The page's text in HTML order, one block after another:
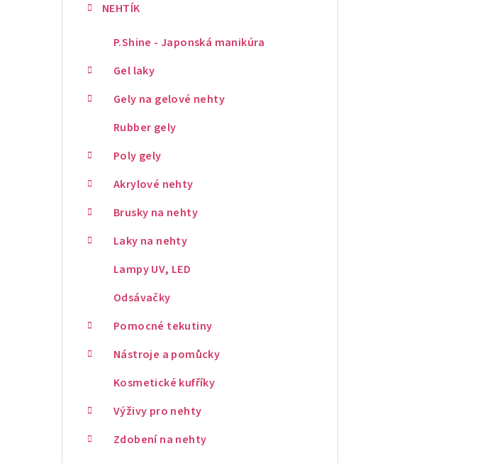
NEHTÍK
P.Shine - Japonská manikúra
Gel laky
Gely na gelové nehty
Rubber gely
Poly gely
Akrylové nehty
Brusky na nehty
Laky na nehty
Lampy UV, LED
Odsávačky
Pomocné tekutiny
Nástroje a pomůcky
Kosmetické kufříky
Výživy pro nehty
Zdobení na nehty